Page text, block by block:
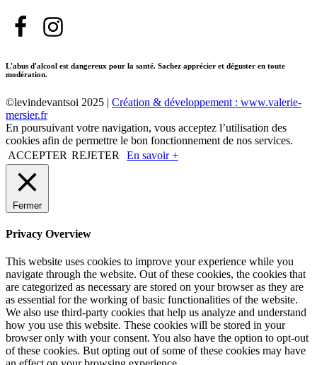
L'abus d'alcool est dangereux pour la santé. Sachez apprécier et déguster en toute
modération.
©levindevantsoi 2025 | Création & développement : www.valerie-
mersier.fr
En poursuivant votre navigation, vous acceptez l’utilisation des
cookies afin de permettre le bon fonctionnement de nos services.
ACCEPTER REJETER En savoir +
Fermer
Privacy Overview
This website uses cookies to improve your experience while you
navigate through the website. Out of these cookies, the cookies that
are categorized as necessary are stored on your browser as they are
as essential for the working of basic functionalities of the website.
We also use third-party cookies that help us analyze and understand
how you use this website. These cookies will be stored in your
browser only with your consent. You also have the option to opt-out
of these cookies. But opting out of some of these cookies may have